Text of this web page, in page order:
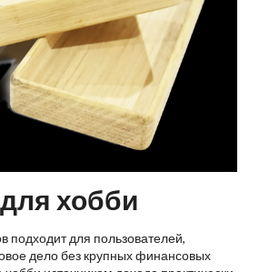
хобби
подходит для пользователей,
дело без крупных финансовых